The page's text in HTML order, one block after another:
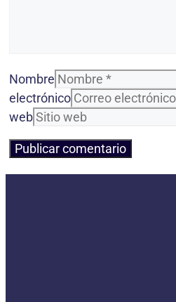
Nombre
electrónico
web